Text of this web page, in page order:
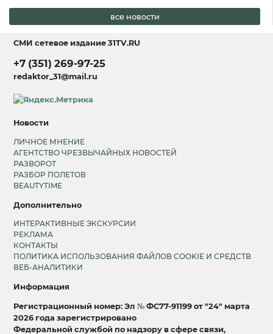
все новости
СМИ сетевое издание31TV.RU
+7 (351) 269-97-25
redaktor_31@mail.ru
Новости
ЛИЧНОЕ МНЕНИЕ
АГЕНТСТВО ЧРЕЗВЫЧАЙНЫХ НОВОСТЕЙ
РАЗВОРОТ
РАЗБОР ПОЛЕТОВ
BEAUTYTIME
Дополнительно
ИНТЕРАКТИВНЫЕ ЭКСКУРСИИ
РЕКЛАМА
КОНТАКТЫ
ПОЛИТИКА ИСПОЛЬЗОВАНИЯ ФАЙЛОВ COOKIE И СРЕДСТВ
ВЕБ-АНАЛИТИКИ
Информация
Регистрационный номер: Эл № ФС77-91199 от "24" марта
2026 года зарегистрировано
Федеральной службой по надзору в сфере связи,